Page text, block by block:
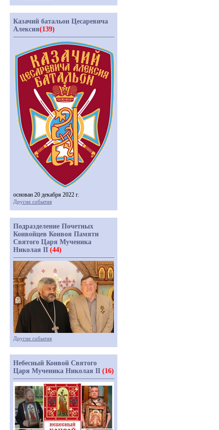
Казачий батальон Цесаревича
Алексия(139)
основан 20 декабря 2022 г.
Другие события
Подразделение Почетных
Конвойцев Конвоя Памяти
Святого Царя Мученика
Николая II (44)
Другие события
Небесный Конвой Святого
Царя Мученика Николая II (16)